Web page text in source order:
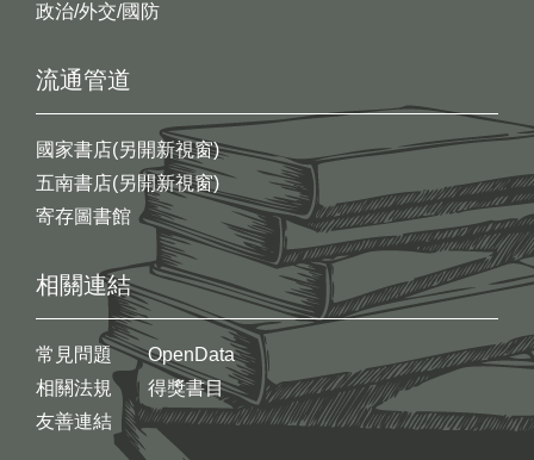
政治/外交/國防
流通管道
國家書店(另開新視窗)
五南書店(另開新視窗)
寄存圖書館
相關連結
常見問題
相關法規
友善連結
OpenData
得獎書目